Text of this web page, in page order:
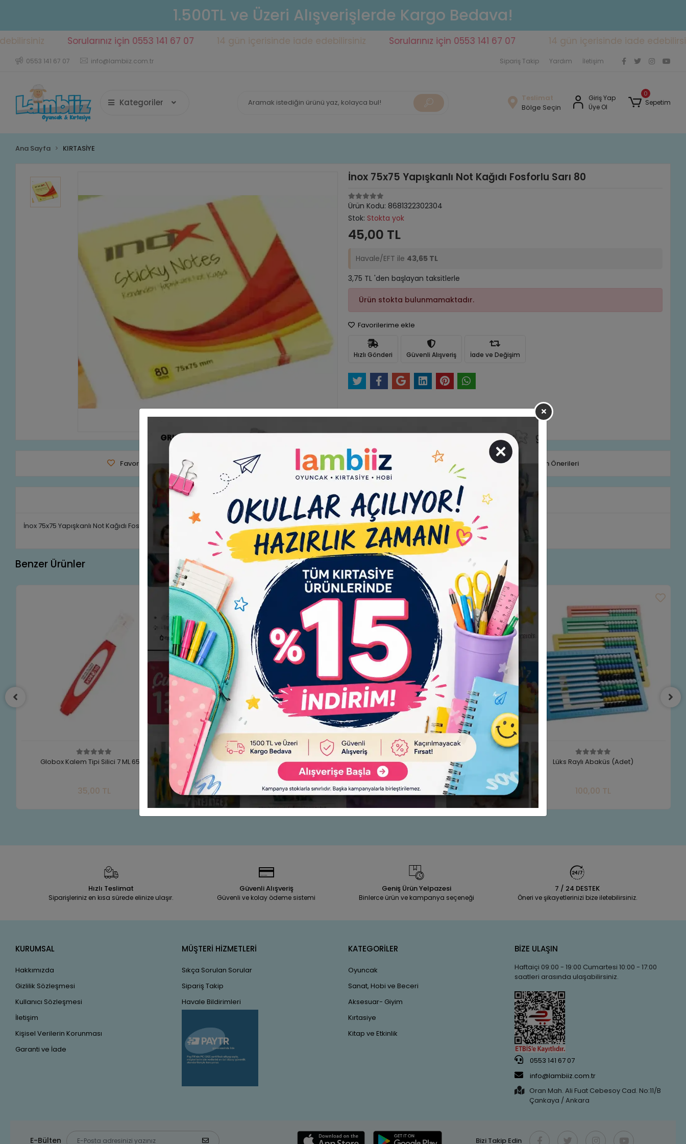
1.500TL ve Üzeri Alışverişlerde Kargo Bedava!
Sorularınız için 0553 141 67 07 14 gün içerisinde iade edebilirsiniz Sorularınız için 0553 141 67 07 14 gün içerisinde iade edebilirsiniz
0553 141 67 07 info@lambiiz.com.tr Sipariş Takip Yardım İletişim
Kategoriler
Teslimat
Bölge Seçin
Giriş Yap
Üye Ol
0
Sepetim
Ana Sayfa KIRTASİYE
İnox 75x75 Yapışkanlı Not Kağıdı Fosforlu Sarı 80
Ürün Kodu: 8681322302304
Stok: Stokta yok
45,00 TL
Havale/EFT ile 43,65 TL
3,75 TL 'den başlayan taksitlerle
Ürün stokta bulunmamaktadır.
Favorilerime ekle
Hızlı Gönderi Güvenli Alışveriş İade ve Değişim
Favorilerime Ekle Yorum Yaz Karşılaştır Gelince Haber Ver Telefonla Sipariş Ürün Önerileri
Ürün Açıklaması Garanti ve Teslimat Taksit Seçenekleri Yorumlar
İnox 75x75 Yapışkanlı Not Kağıdı Fosforlu Sarı 80
Benzer Ürünler
Globox Kalem Tipi Silici 7 ML 6592
35,00 TL
Kangaro Makas Elegance 128 MM Lacivert
150,00 TL
Sepete Ekle
Esselte Makas 160 MM Mavi Slt-8211
199,90 TL
Sepete Ekle
Lüks Raylı Abaküs (Adet)
100,00 TL
Hızlı Teslimat
Siparişleriniz en kısa sürede elinize ulaşır.
Güvenli Alışveriş
Güvenli ve kolay ödeme sistemi
Geniş Ürün Yelpazesi
Binlerce ürün ve kampanya seçeneği
7 / 24 DESTEK
Öneri ve şikayetlerinizi bize iletebilirsiniz.
KURUMSAL
Hakkımızda
Gizlilik Sözleşmesi
Kullanıcı Sözleşmesi
İletişim
Kişisel Verilerin Korunması
Garanti ve İade
MÜŞTERİ HİZMETLERİ
Sıkça Sorulan Sorular
Sipariş Takip
Havale Bildirimleri
KATEGORİLER
Oyuncak
Sanat, Hobi ve Beceri
Aksesuar- Giyim
Kırtasiye
Kitap ve Etkinlik
BİZE ULAŞIN
Haftaiçi 09:00 - 19:00 Cumartesi 10:00 - 17:00
saatleri arasında ulaşabilirsiniz.
0553 141 67 07
info@lambiiz.com.tr
Oran Mah. Ali Fuat Cebesoy Cad. No:11/B
Çankaya / Ankara
E-Bülten Bizi Takip Edin